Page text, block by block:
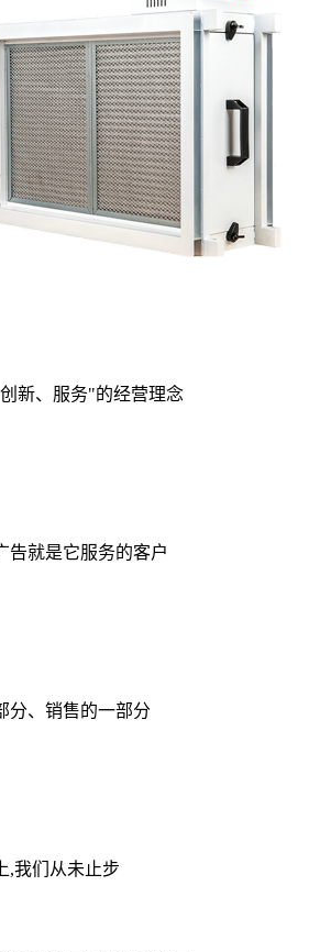
新、服务"的经营理念
告就是它服务的客户
分、销售的一部分
,我们从未止步